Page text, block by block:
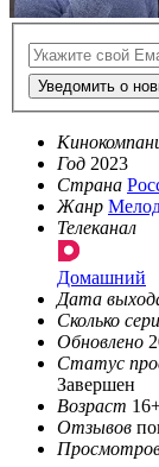
Уведомить о
Год 2023
Страна
Жанр
Телеканал
Домашний
Дата
Сколько
Обновлено
Статус
Завершен
Возраст
Отзывов